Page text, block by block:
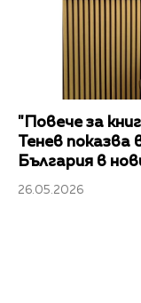
"Повече за
Тенев показва
България в
26.05.2026